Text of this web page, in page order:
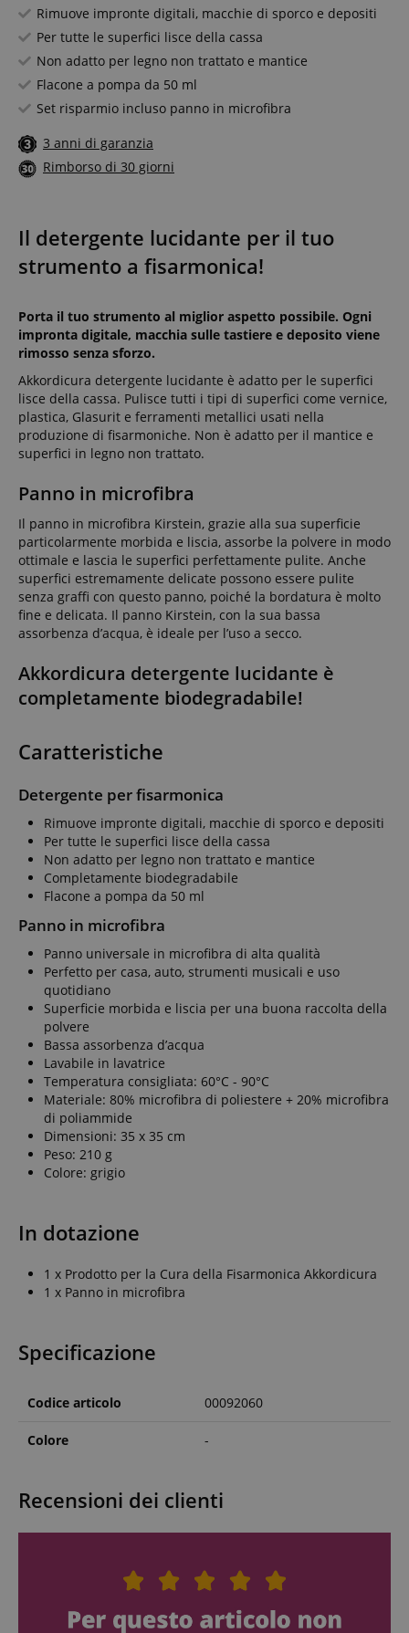
Rimuove impronte digitali, macchie di sporco e depositi
Per tutte le superfici lisce della cassa
Non adatto per legno non trattato e mantice
Flacone a pompa da 50 ml
Set risparmio incluso panno in microfibra
3 anni di garanzia
Rimborso di 30 giorni
Il detergente lucidante per il tuo
strumento a fisarmonica!
Porta il tuo strumento al miglior aspetto possibile. Ogni
impronta digitale, macchia sulle tastiere e deposito viene
rimosso senza sforzo.
Akkordicura detergente lucidante è adatto per le superfici
lisce della cassa. Pulisce tutti i tipi di superfici come vernice,
plastica, Glasurit e ferramenti metallici usati nella
produzione di fisarmoniche. Non è adatto per il mantice e
superfici in legno non trattato.
Panno in microfibra
Il panno in microfibra Kirstein, grazie alla sua superficie
particolarmente morbida e liscia, assorbe la polvere in modo
ottimale e lascia le superfici perfettamente pulite. Anche
superfici estremamente delicate possono essere pulite
senza graffi con questo panno, poiché la bordatura è molto
fine e delicata. Il panno Kirstein, con la sua bassa
assorbenza d’acqua, è ideale per l’uso a secco.
Akkordicura detergente lucidante è
completamente biodegradabile!
Caratteristiche
Detergente per fisarmonica
Rimuove impronte digitali, macchie di sporco e depositi
Per tutte le superfici lisce della cassa
Non adatto per legno non trattato e mantice
Completamente biodegradabile
Flacone a pompa da 50 ml
Panno in microfibra
Panno universale in microfibra di alta qualità
Perfetto per casa, auto, strumenti musicali e uso
quotidiano
Superficie morbida e liscia per una buona raccolta della
polvere
Bassa assorbenza d’acqua
Lavabile in lavatrice
Temperatura consigliata: 60°C - 90°C
Materiale: 80% microfibra di poliestere + 20% microfibra
di poliammide
Dimensioni: 35 x 35 cm
Peso: 210 g
Colore: grigio
In dotazione
1 x Prodotto per la Cura della Fisarmonica Akkordicura
1 x Panno in microfibra
Specificazione
Codice articolo 00092060
Colore -
Recensioni dei clienti